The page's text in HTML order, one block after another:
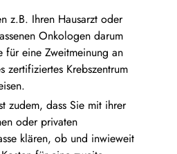
z.B. Ihren Hausarzt oder
Onkologen darum
für eine Zweitmeinung an
zertifiziertes Krebszentrum
zudem, dass Sie mit ihrer
oder privaten
klären, ob und inwieweit